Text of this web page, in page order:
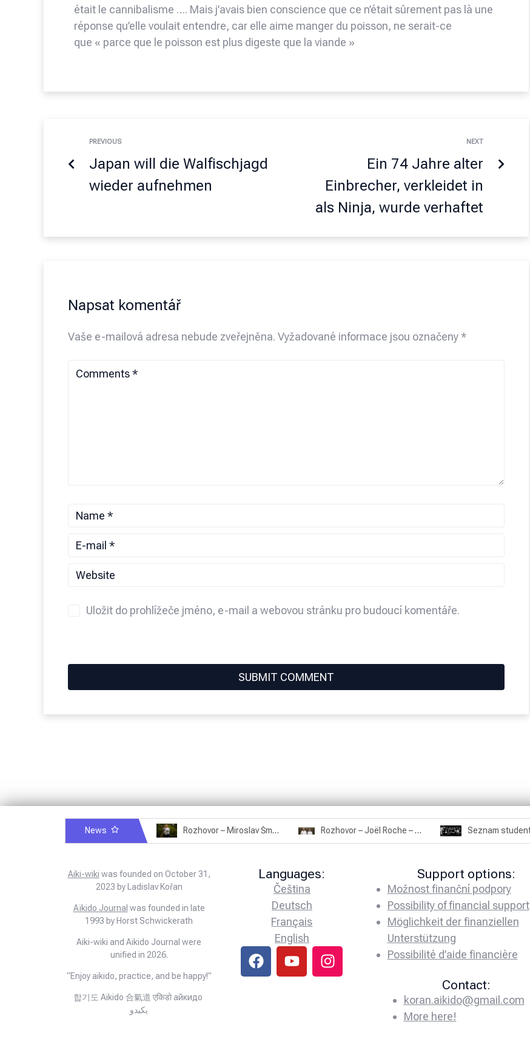
était le cannibalisme …. Mais j’avais bien conscience que ce n’était sûrement pas là une
réponse qu’elle voulait entendre, car elle aime manger du poisson, ne serait-ce
que « parce que le poisson est plus digeste que la viande »
PREVIOUS
Japan will die Walfischjagd
wieder aufnehmen
NEXT
Ein 74 Jahre alter
Einbrecher, verkleidet in
als Ninja, wurde verhaftet
Napsat komentář
Vaše e-mailová adresa nebude zveřejněna. Vyžadované informace jsou označeny*
Uložit do prohlížeče jméno, e-mail a webovou stránku pro budoucí komentáře.
News Rozhovor – Miroslav Šmíd – 22.3.2025 Rozhovor – Joël Roche – 12.4.2025 – Praha, Karlín
Aiki-wiki was founded on October 31,
2023 by Ladislav Kořan
Aïkido Journal was founded in late
1993 by Horst Schwickerath
Aiki-wiki and Aikido Journal were
unified in 2026.
“Enjoy aikido, practice, and be happy!”
합기도 Aikido 合氣道 एकिडो айкидо
يكيدو
Languages:
Čeština
Deutsch
Français
English
Support options:
Možnost finanční podpory
Possibility of financial support
Möglichkeit der finanziellen
Unterstützung
Possibilité d’aide financière
Contact:
koran.aikido@gmail.com
More here!